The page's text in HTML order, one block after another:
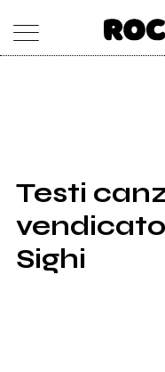
SHOP
RADIO
Testi
Sighi